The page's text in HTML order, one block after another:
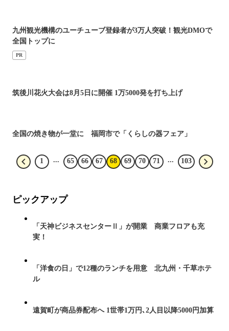
九州観光機構のユーチューブ登録者が3万人突破！観光DMOで
全国トップに
PR
筑後川花火大会は8月5日に開催 1万5000発を打ち上げ
全国の焼き物が一堂に 福岡市で「くらしの器フェア」
1 ... 65 66 67 68 69 70 71 ... 103
ピックアップ
「天神ビジネスセンターⅡ」が開業 商業フロアも充
実！
「洋食の日」で12種のランチを用意 北九州・千草ホテ
ル
遠賀町が商品券配布へ 1世帯1万円､2人目以降5000円加算